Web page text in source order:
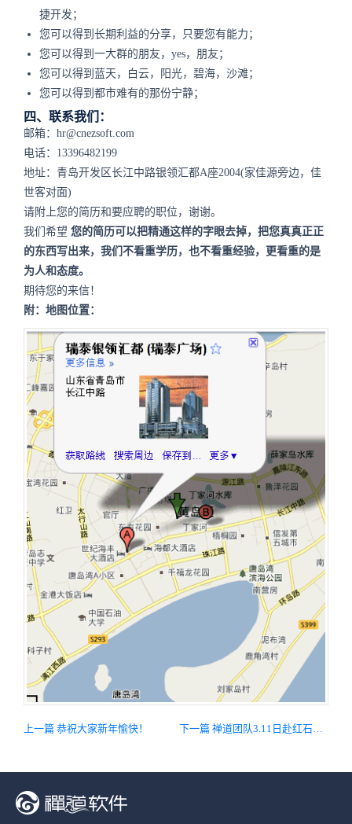
捷开发；
您可以得到长期利益的分享，只要您有能力；
您可以得到一大群的朋友，yes，朋友；
您可以得到蓝天，白云，阳光，碧海，沙滩；
您可以得到都市难有的那份宁静；
四、联系我们：
邮箱：hr@cnezsoft.com
电话：13396482199
地址：青岛开发区长江中路银领汇都A座2004(家佳源旁边，佳
世客对面)
请附上您的简历和要应聘的职位，谢谢。
我们希望 您的简历可以把精通这样的字眼去掉，把您真真正正
的东西写出来，我们不看重学历，也不看重经验，更看重的是
为人和态度。
期待您的来信！
附：地图位置：
上一篇 恭祝大家新年愉快！ 下一篇 禅道团队3.11日赴红石崖草莓自助游活动分享